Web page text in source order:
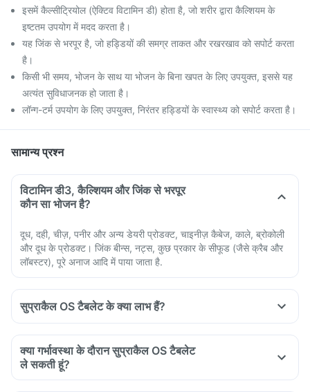
इसमें कैल्सीट्रियोल (ऐक्टिव विटामिन डी) होता है, जो शरीर द्वारा कैल्शियम के
इष्टतम उपयोग में मदद करता है।
यह जिंक से भरपूर है, जो हड्डियों की समग्र ताकत और रखरखाव को सपोर्ट करता
है।
किसी भी समय, भोजन के साथ या भोजन के बिना खपत के लिए उपयुक्त, इससे यह
अत्यंत सुविधाजनक हो जाता है।
लॉन्ग-टर्म उपयोग के लिए उपयुक्त, निरंतर हड्डियों के स्वास्थ्य को सपोर्ट करता है।
सामान्य प्रश्न
विटामिन डी3, कैल्शियम और जिंक से भरपूर
कौन सा भोजन है?
दूध, दही, चीज़, पनीर और अन्य डेयरी प्रोडक्ट, चाइनीज़ कैबेज, काले, ब्रोकोली
और दूध के प्रोडक्ट। जिंक बीन्स, नट्स, कुछ प्रकार के सीफूड (जैसे क्रैब और
लॉबस्टर), पूरे अनाज आदि में पाया जाता है.
सुप्राकैल OS टैबलेट के क्या लाभ हैं?
क्या गर्भावस्था के दौरान सुप्राकैल OS टैबलेट
ले सकती हूं?